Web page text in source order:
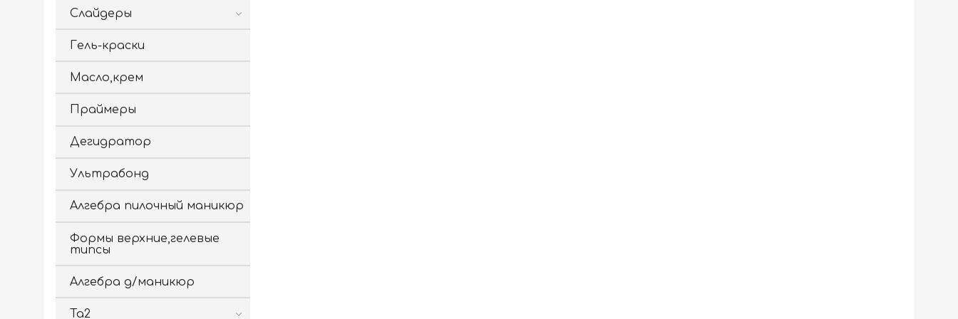
Слайдеры
Гель-краски
Масло,крем
Праймеры
Дегидратор
Ультрабонд
Алгебра пилочный маникюр
Формы верхние,гелевые
типсы
Алгебра д/маникюр
Ta2